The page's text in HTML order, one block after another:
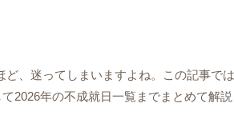
、迷ってしまいますよね。この記事では
2026年の不成就日一覧までまとめて解説